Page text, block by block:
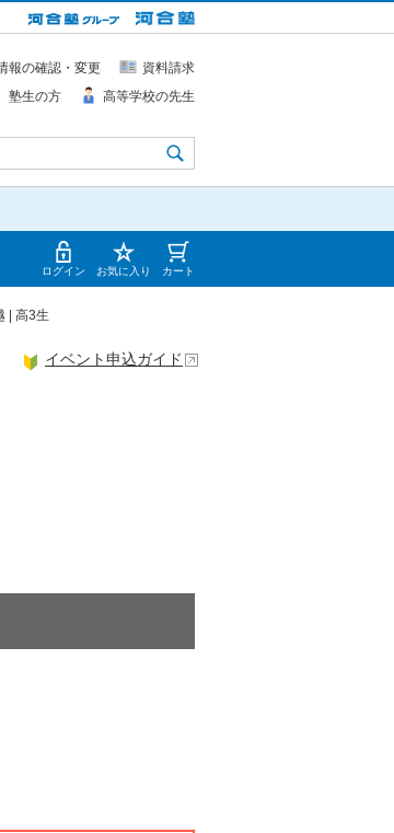
報の確認・変更
資料請求
塾生の方
高等学校の先生
ログイン お気に入り カート
| 高3生
イベント申込ガイド